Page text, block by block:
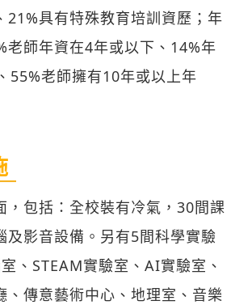
21%具有特殊教育培訓資歷；年
老師年資在4年或以下、14%年
55%老師擁有10年或以上年
，包括：全校裝有冷氣，30間課
及影音設備。另有5間科學實驗
、STEAM實驗室、AI實驗室、
、傳意藝術中心、地理室、音樂